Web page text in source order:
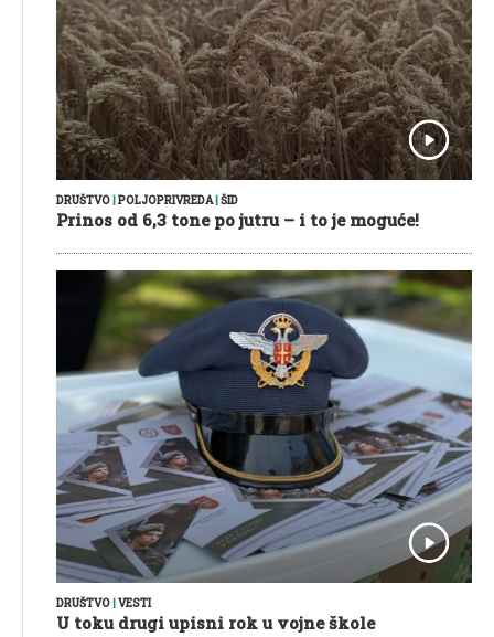
DRUŠTVO POLJOPRIVREDA| ŠID
Prinos od 6,3 tone po jutru – i to je moguće!
DRUŠTVO VESTI
U toku drugi upisni rok u vojne škole